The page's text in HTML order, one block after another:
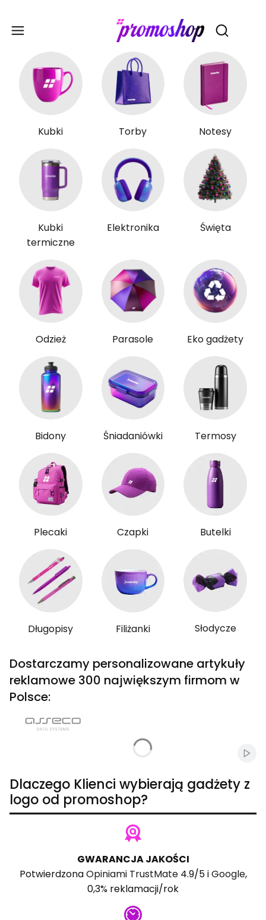
Otwórz
Kubki Torby Notesy
Kubki
termiczne
Elektronika Święta
Odzież Parasole Eko gadżety
Bidony Śniadaniówki Termosy
Plecaki Czapki Butelki
Długopisy Filiżanki Słodycze
Dostarczamy personalizowane artykuły
reklamowe 300 największym firmom w
Polsce:
Dlaczego Klienci wybierają gadżety z
logo od promoshop?
GWARANCJA JAKOŚCI
PotwierdzonaOpiniami TrustMate4.9/5 iGoogle,
0,3% reklamacji/rok